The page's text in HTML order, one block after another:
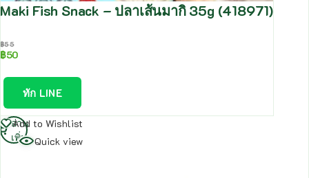
Maki Fish Snack – ปลาเส้นมากิ 35g (418971)
฿55
฿50
ทัก LINE
Add to Wishlist
Quick view
อ่าน
เพิ่ม